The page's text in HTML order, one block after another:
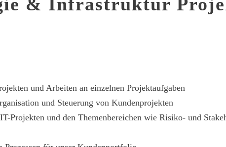
und Arbeiten an einzelnen Projektaufgaben
und Steuerung von Kundenprojekten
Projekten und den Themenbereichen wie Risiko- und